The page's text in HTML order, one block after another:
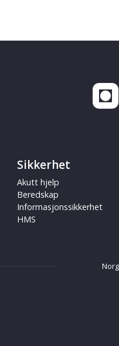
Sikkerhet
Akutt hjelp
Beredskap
Informasjonssikkerhet
HMS